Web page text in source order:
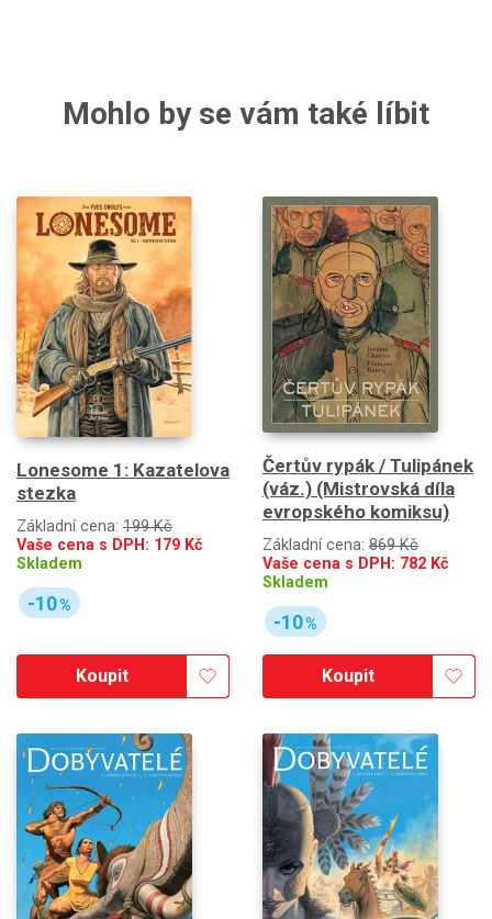
Mohlo by se vám také líbit
Lonesome 1: Kazatelova
stezka
Základní cena: 199 Kč
Vaše cena s DPH: 179 Kč
Skladem
-10%
Koupit
Čertův rypák / Tulipánek
(váz.) (Mistrovská díla
evropského komiksu)
Základní cena: 869 Kč
Vaše cena s DPH: 782 Kč
Skladem
-10%
Koupit